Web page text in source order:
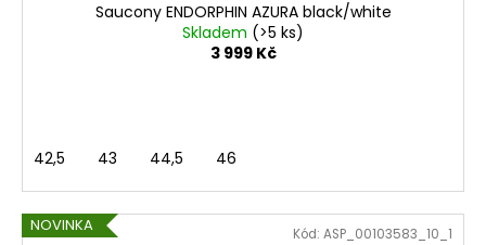
Saucony ENDORPHIN AZURA black/white
Skladem (>5 ks)
3 999 Kč
42,5 43 44,5 46
NOVINKA Kód: ASP_00103583_10_1